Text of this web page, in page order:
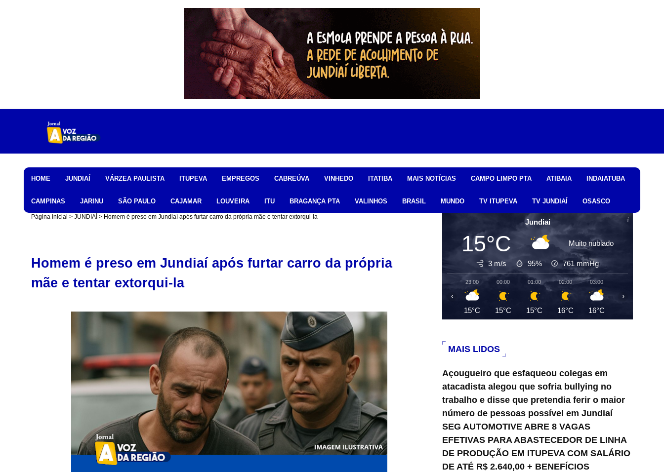
HOME JUNDIAÍ VÁRZEA PAULISTA ITUPEVA EMPREGOS CABREÚVA VINHEDO ITATIBA MAIS NOTÍCIAS CAMPO LIMPO PTA ATIBAIA INDAIATUBA
CAMPINAS JARINU SÃO PAULO CAJAMAR LOUVEIRA ITU BRAGANÇA PTA VALINHOS BRASIL MUNDO TV ITUPEVA TV JUNDIAÍ OSASCO
Página inicial JUNDIAÍ Homem é preso em Jundiaí após furtar carro da própria mãe e tentar extorqui-la
Homem é preso em Jundiaí após furtar carro da própria
mãe e tentar extorqui-la
Jundiai
15°C Muito nublado
3 m/s 95% 761 mmHg
23:00
15°C
00:00
15°C
01:00
15°C
02:00
16°C
03:00
16°C
‹ ›
MAIS LIDOS
Açougueiro que esfaqueou colegas em
atacadista alegou que sofria bullying no
trabalho e disse que pretendia ferir o maior
número de pessoas possível em Jundiaí
SEG AUTOMOTIVE ABRE 8 VAGAS
EFETIVAS PARA ABASTECEDOR DE LINHA
DE PRODUÇÃO EM ITUPEVA COM SALÁRIO
DE ATÉ R$ 2.640,00 + BENEFÍCIOS